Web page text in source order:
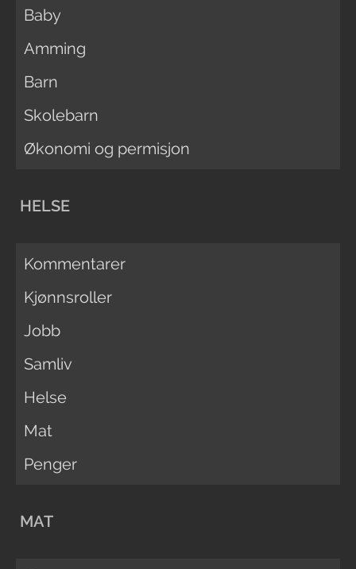
Baby
Amming
Barn
Skolebarn
Økonomi og permisjon
HELSE
Kommentarer
Kjønnsroller
Jobb
Samliv
Helse
Mat
Penger
MAT